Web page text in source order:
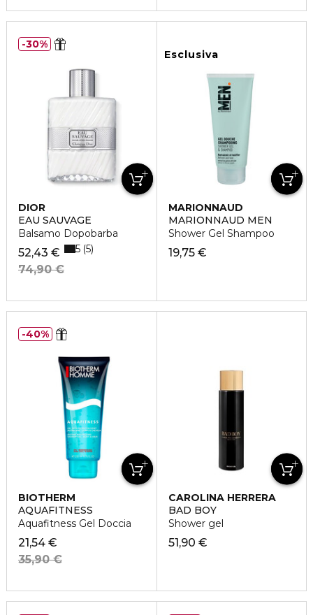
DIOR
EAU SAUVAGE
Balsamo Dopobarba
52,43 €
74,90 €
5 5
30%
Esclusiva
MARIONNAUD
MARIONNAUD MEN
Shower Gel Shampoo
19,75 €
BIOTHERM
AQUAFITNESS
Aquafitness Gel Doccia
21,54 €
35,90 €
40%
CAROLINA HERRERA
BAD BOY
Shower gel
51,90 €